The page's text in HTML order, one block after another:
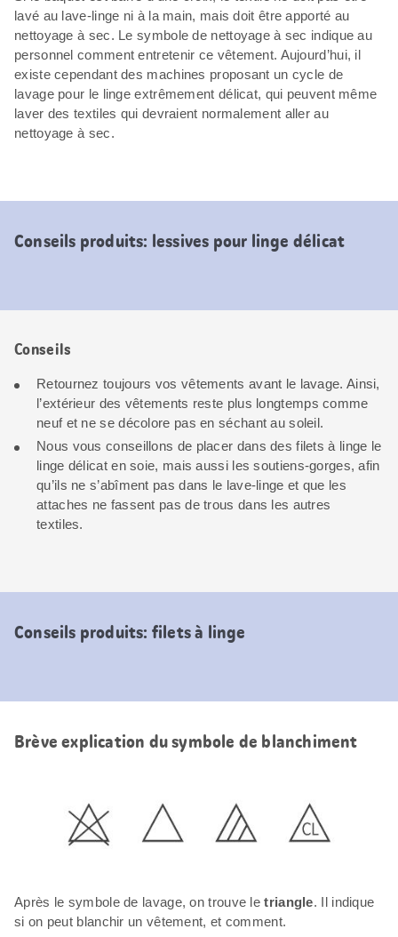
lavé au lave-linge ni à la main, mais doit être apporté au
nettoyage à sec. Le symbole de nettoyage à sec indique au
personnel comment entretenir ce vêtement. Aujourd’hui, il
existe cependant des machines proposant un cycle de
lavage pour le linge extrêmement délicat, qui peuvent même
laver des textiles qui devraient normalement aller au
nettoyage à sec.
Conseils produits: lessives pour linge délicat
Conseils
Retournez toujours vos vêtements avant le lavage. Ainsi,
l’extérieur des vêtements reste plus longtemps comme
neuf et ne se décolore pas en séchant au soleil.
Nous vous conseillons de placer dans des filets à linge le
linge délicat en soie, mais aussi les soutiens-gorges, afin
qu’ils ne s’abîment pas dans le lave-linge et que les
attaches ne fassent pas de trous dans les autres
textiles.
Conseils produits: filets à linge
Brève explication du symbole de blanchiment
Après le symbole de lavage, on trouve letriangle. Il indique
si on peut blanchir un vêtement, et comment.